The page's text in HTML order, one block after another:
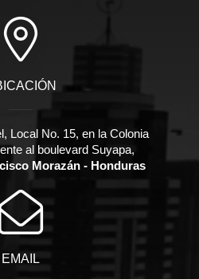
Local No. 15, en la Colonia
al boulevard Suyapa,
Morazán - Honduras
EMAIL